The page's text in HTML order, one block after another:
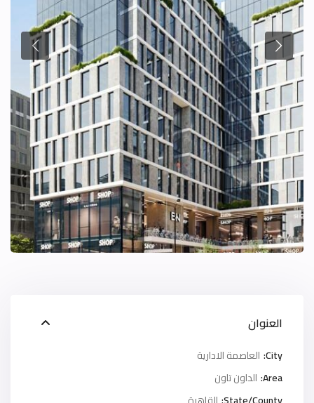
العنوان
City: العاصمة الادارية
Area: الداون تاون